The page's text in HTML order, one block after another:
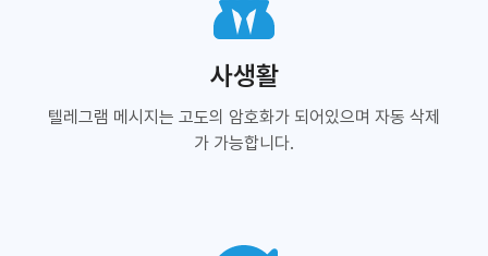
사생활
텔레그램 메시지는 고도의 암호화가 되어있으며 자동 삭제
가 가능합니다.